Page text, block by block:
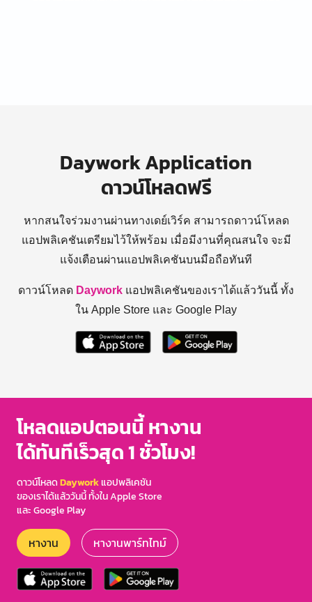
Daywork Application
ดาวน์โหลดฟรี
หากสนใจร่วมงานผ่านทางเดย์เวิร์ค สามารถดาวน์โหลด
แอปพลิเคชันเตรียมไว้ให้พร้อม เมื่อมีงานที่คุณสนใจ จะมี
แจ้งเตือนผ่านแอปพลิเคชันบนมือถือทันที
ดาวน์โหลด Daywork แอปพลิเคชันของเราได้แล้ววันนี้ ทั้ง
ใน Apple Store และ Google Play
โหลดแอปตอนนี้ หางาน
ได้ทันทีเร็วสุด 1 ชั่วโมง!
ดาวน์โหลดDayworkแอปพลิเคชัน
ของเราได้แล้ววันนี้ ทั้งใน Apple Store
และ Google Play
หางาน หางานพาร์ทไทม์